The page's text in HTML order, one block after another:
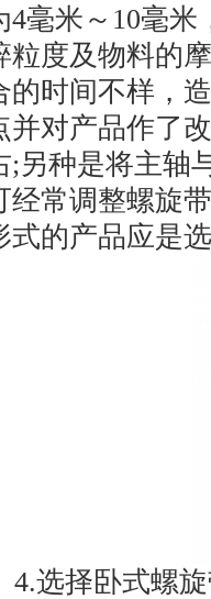
4毫米～ 10毫米
粒度及物料的
的时间不样，
并对产品作了
;另种是将主轴
经常调整螺旋
式的产品应是
4.选择卧式螺